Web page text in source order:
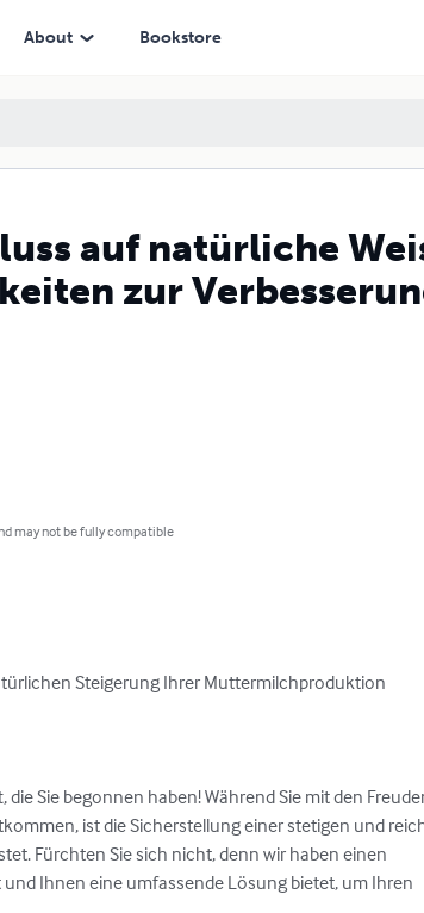
About Bookstore
auf natürliche
zur
may not be fully compatible
Steigerung Ihrer Muttermilchproduktion
Sie begonnen haben! Während Sie mit den
ist die Sicherstellung einer stetigen und
Fürchten Sie sich nicht, denn wir haben einen
Ihnen eine umfassende Lösung bietet, um Ihren